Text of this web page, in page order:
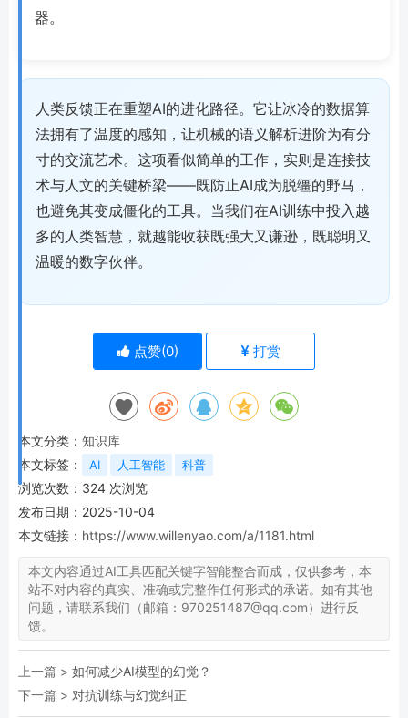
器。
人类反馈正在重塑AI的进化路径。它让冰冷的数据算
法拥有了温度的感知，让机械的语义解析进阶为有分
寸的交流艺术。这项看似简单的工作，实则是连接技
术与人文的关键桥梁——既防止AI成为脱缰的野马，
也避免其变成僵化的工具。当我们在AI训练中投入越
多的人类智慧，就越能收获既强大又谦逊，既聪明又
温暖的数字伙伴。
点赞(0) 打赏
本文分类： 知识库
本文标签：
AI 人工智能 科普
浏览次数： 324 次浏览
发布日期：2025-10-04
本文链接： https://www.willenyao.com/a/1181.html
本文内容通过AI工具匹配关键字智能整合而成，仅供参考，本
站不对内容的真实、准确或完整作任何形式的承诺。如有其他
问题，请联系我们（邮箱：970251487@qq.com）进行反
馈。
上一篇 > 如何减少AI模型的幻觉？
下一篇 > 对抗训练与幻觉纠正